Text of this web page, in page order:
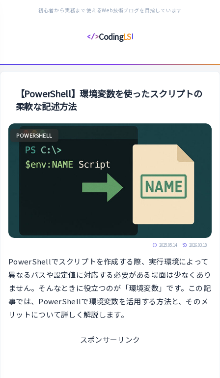
初心者から実務まで使えるWeb技術ブログを目指しています
</>CodingLS
コ
デ
ン
イ
タ
【PowerShell】環境変数を使ったスクリプトの
柔軟な記述方法
POWERSHELL
2025.05.14 2026.03.18
PowerShellでスクリプトを作成する際、実行環境によって
異なるパスや設定値に対応する必要がある場面は少なくあり
ません。そんなときに役立つのが「環境変数」です。この記
事では、PowerShellで環境変数を活用する方法と、そのメ
リットについて詳しく解説します。
スポンサーリンク